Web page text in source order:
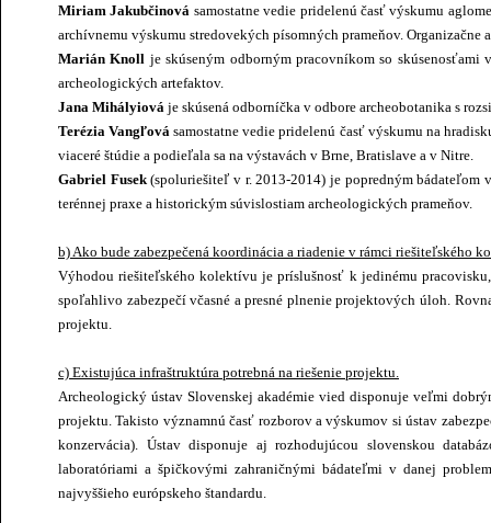
Miriam Jakubčinová samostatne vedie pridelenú časť výskumu
archívnemu výskumu stredovekých písomných prameňov.
Marián Knoll je skúseným odborným pracovníkom so
archeologických artefaktov.
Jana Mihályiová je skúsená odborníčka v odbore archeobotanika s
Terézia Vangľová samostatne vedie pridelenú časť výskumu na
viaceré štúdie a podieľala sa na výstavách v Brne, Bratislave a v Nitre.
Gabriel Fusek(spoluriešiteľ v r. 2013-2014) je popredným bádateľom
terénnej praxe a historickým súvislostiam archeologických prameňov.
b) Ako bude zabezpečená koordinácia a riadenie v rámci riešiteľského
Výhodou riešiteľského kolektívu je príslušnosť k jedinému
spoľahlivo zabezpečí včasné a presné plnenie projektových úloh.
projektu.
c) Existujúca infraštruktúra potrebná na riešenie projektu.
Archeologický ústav Slovenskej akadémie vied disponuje veľmi
projektu. Takisto významnú časť rozborov a výskumov si ústav
konzervácia). Ústav disponuje aj rozhodujúcou slovenskou
laboratóriami a špičkovými zahraničnými bádateľmi v danej
najvyššieho európskeho štandardu.